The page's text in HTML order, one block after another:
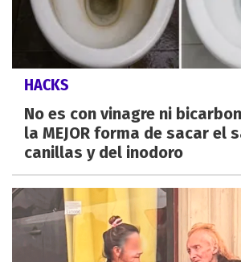
HACKS
No es con vinagre ni
la MEJOR forma de sacar el
canillas y del inodoro